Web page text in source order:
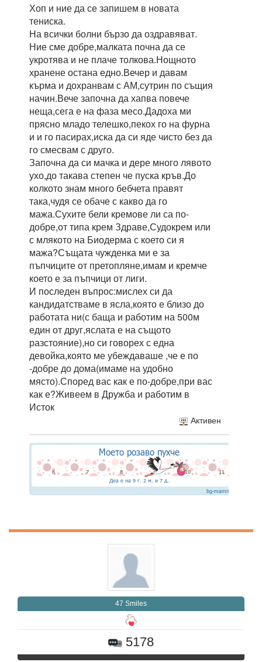
Хоп и ние да се запишем в новата
тениска.
На всички болни бързо да оздравяват.
Ние сме добре,малката почна да се
укротява и не плаче толкова.Нощното
хранене остана едно.Вечер и давам
кърма и дохранвам с АМ,сутрин по същия
начин.Вече започна да хапва повече
неща,сега е на фаза месо.Дадоха ми
прясно младо телешко,пекох го на фурна
и и го пасирах,иска да си яде чисто без да
го смесвам с друго.
Започна да си мачка и дере много лявото
ухо,до такава степен че пуска кръв.До
колкото знам много бебчета правят
така,чудя се обаче с какво да го
мажа.Сухите бели кремове ли са по-
добре,от типа крем Здраве,Судокрем или
с млякото на Биодерма с което си я
мажа?Същата чужденка ми е за
пъпчиците от претопляне,имам и кремче
което е за пъпчици от лиги.
И последен въпрос:мислех си да
кандидатстваме в ясла,която е близо до
работата ни(с баща и работим на 500м
един от друг,яслата е на същото
разстояние),но си говорех с една
девойка,която ме убеждаваше ,че е по
-добре до дома(имаме на удобно
място).Според вас как е по-добре,при вас
как е?Живеем в Дружба и работим в
Исток
Активен
47 Smiles
5178